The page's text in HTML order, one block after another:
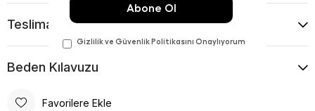
Teslimat Ve İade Koşulları
Beden Kılavuzu
Favorilere Ekle